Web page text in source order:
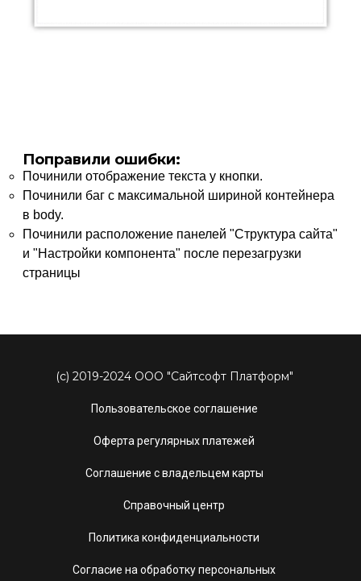
Поправили ошибки:
Починили отображение текста у кнопки.
Починили баг с максимальной шириной контейнера
в body.
Починили расположение панелей "Структура сайта"
и "Настройки компонента" после перезагрузки
страницы
(c) 2019-2024 ООО "Сайтсофт Платформ"
Пользовательское соглашение
Оферта регулярных платежей
Соглашение с владельцем карты
Справочный центр
Политика конфиденциальности
Согласие на обработку персональных